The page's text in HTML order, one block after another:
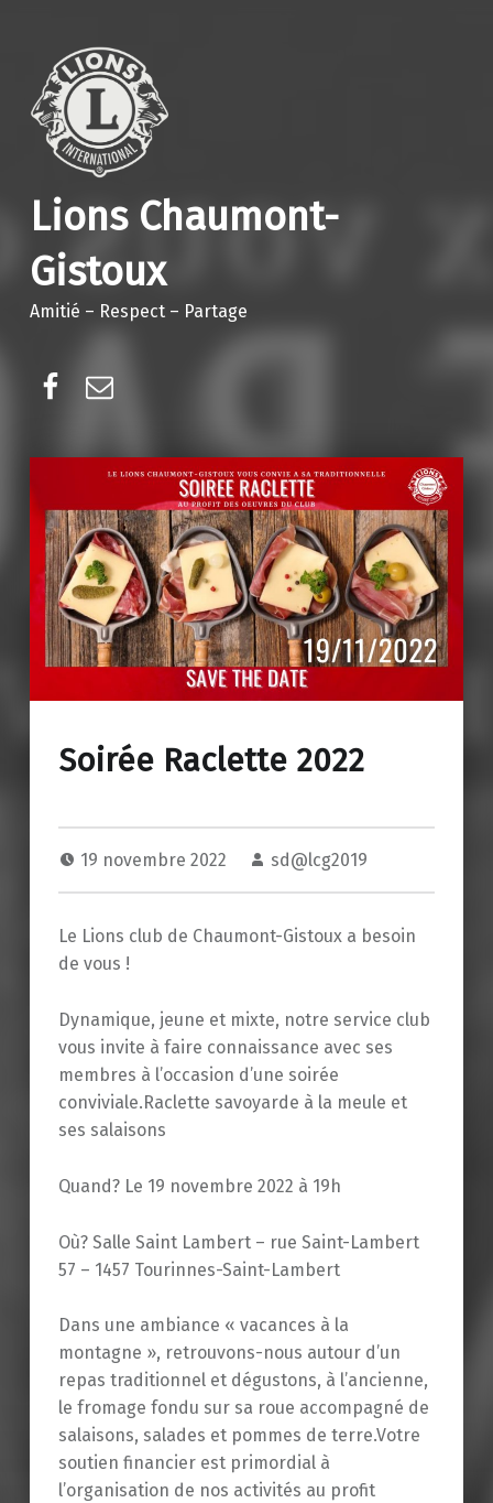
Lions Chaumont-
Gistoux
Amitié – Respect – Partage
Facebook
Soirée Raclette 2022
19 novembre 2022 sd@lcg2019
Le Lions club de Chaumont-Gistoux a besoin
de vous !
Dynamique, jeune et mixte, notre service club
vous invite à faire connaissance avec ses
membres à l’occasion d’une soirée
conviviale.Raclette savoyarde à la meule et
ses salaisons
Quand? Le 19 novembre 2022 à 19h
Où? Salle Saint Lambert – rue Saint-Lambert
57 – 1457 Tourinnes-Saint-Lambert
Dans une ambiance « vacances à la
montagne », retrouvons-nous autour d’un
repas traditionnel et dégustons, à l’ancienne,
le fromage fondu sur sa roue accompagné de
salaisons, salades et pommes de terre.Votre
soutien financier est primordial à
l’organisation de nos activités au profit